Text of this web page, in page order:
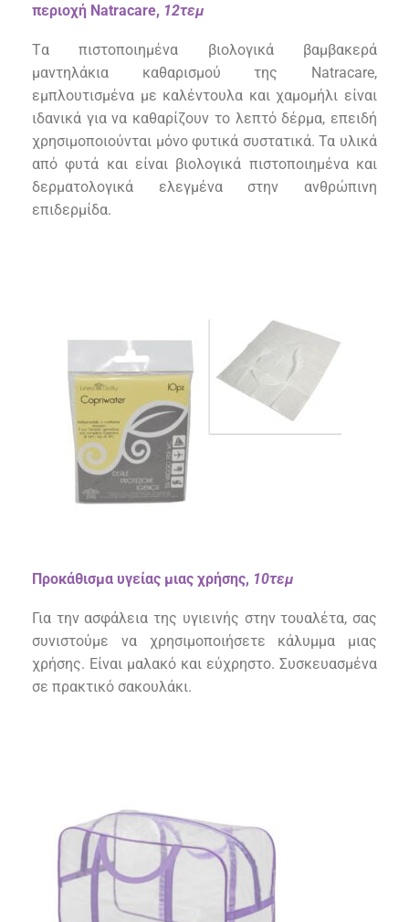
περιοχή Natracare, 12τεμ
Tα πιστοποιημένα βιολογικά βαμβακερά
μαντηλάκια καθαρισμού της
Natracare,
εμπλουτισμένα με καλέντουλα και χαμομήλι είναι
ιδανικά για να καθαρίζουν το λεπτό δέρμα, επειδή
χρησιμοποιούνται μόνο φυτικά συστατικά. Τα υλικά
από φυτά και είναι βιολογικά πιστοποιημένα και
δερματολογικά ελεγμένα στην ανθρώπινη
επιδερμίδα.
Προκάθισμα υγείας μιας χρήσης, 10τεμ
Για την ασφάλειατης υγιεινής στηντουαλέτα, σας
συνιστούμε να χρησιμοποιήσετε κάλυμμα μιας
χρήσης. Είναι μαλακό και εύχρηστο. Συσκευασμένα
σε πρακτικό σακουλάκι.